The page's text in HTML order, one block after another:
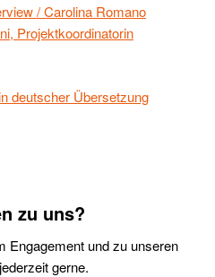
deutscher Übersetzung
zu uns?
Engagement und zu unseren
gerne.